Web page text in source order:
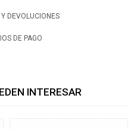
DEVOLUCIONES
DE PAGO
INTERESAR